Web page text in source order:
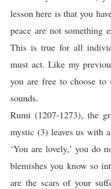
lesson here is that you
peace are not something
This is true for all
must act. Like my
you are free to choose
sounds.
Rumi (1207-1273), the
mystic (3) leaves us with
‘You are lovely,’ you do
blemishes you know so
are the scars of your